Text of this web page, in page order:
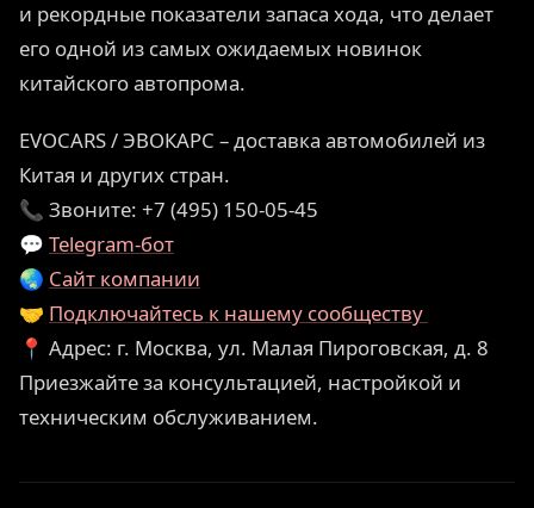
и рекордные показатели запаса хода, что делает
его одной из самых ожидаемых новинок
китайского автопрома.
EVOCARS / ЭВОКАРС – доставка автомобилей из
Китая и других стран.
📞 Звоните: +7 (495) 150-05-45
💬 Telegram-бот
🌏 Сайт компании
🤝 Подключайтесь к нашему сообществу
📍 Адрес: г. Москва, ул. Малая Пироговская, д. 8
Приезжайте за консультацией, настройкой и
техническим обслуживанием.